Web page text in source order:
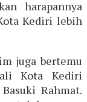
harapannya
Kediri lebih
juga bertemu
Kota Kediri
Rahmat.